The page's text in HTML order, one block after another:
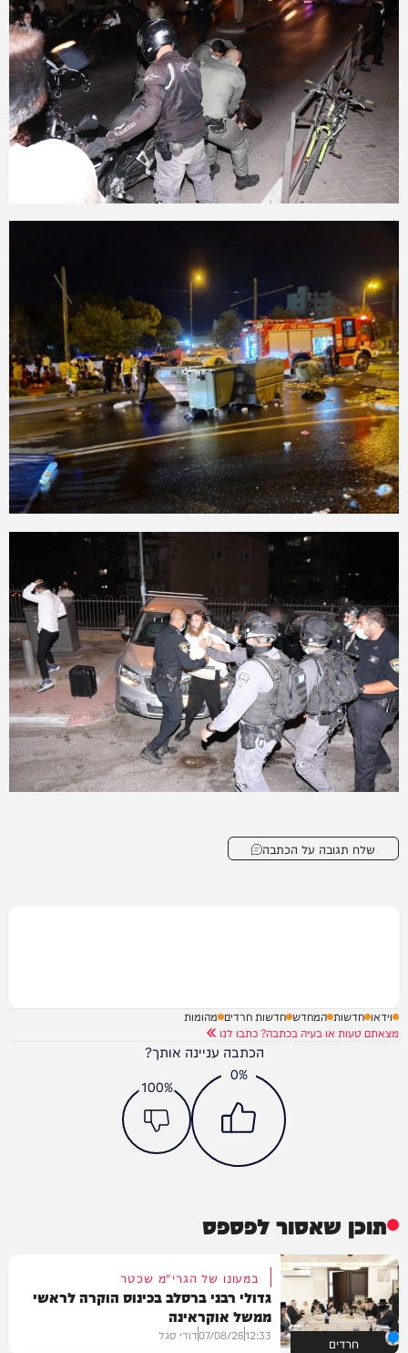
שלח תגובה על הכתבה
וידאו חדשות המחדש חדשות חרדים מהומות
מצאתם טעות או בעיה בכתבה? כתבו לנו
הכתבה עניינה אותך?
0%
100%
תוכן שאסור לפספס
חרדים
במעונו של הגרי"מ שכטר
גדולי רבני ברסלב בכינוס הוקרה לראשי
ממשל אוקראינה
12:33
07/08/26דודי סגל